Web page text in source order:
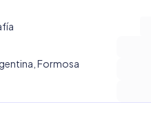
Formosa